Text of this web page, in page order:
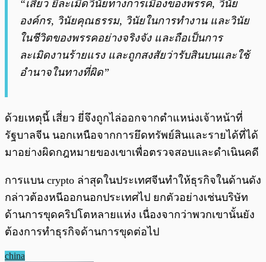
“เสี่ยว ยี่ละเมิดวินัยทางการเมืองของพรรค, วินัย
องค์กร, วินัยคุณธรรม, วินัยในการทำงาน และวินัย
ในชีวิตของพรรคอย่างจริงจัง และถือเป็นการ
ละเมิดงานร้ายแรง และถูกสงสัยว่ารับสินบนและใช้
อำนาจในทางที่ผิด”
ด้วยเหตุนี้ เสี่ยว ยี่จึงถูกไล่ออกจากตำแหน่งเจ้าหน้าที่
รัฐบาลจีน นอกเหนือจากการยึดทรัพย์สินและรายได้ที่ได้
มาอย่างผิดกฎหมายของเขาเพื่อตรวจสอบและดำเนินคดี
การแบน crypto ล่าสุดในประเทศจีนทำให้ธุรกิจในด้านดัง
กล่าวต้องหนีออกนอกประเทศไป ยกตัวอย่างเช่นบริษัท
ด้านการขุดคริปโตหลายแห่ง เนื่องจากว่าพวกเขานั้นยัง
ต้องการทำธุรกิจด้านการขุดต่อไป
china